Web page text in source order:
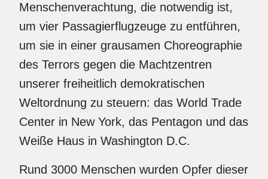
Menschenverachtung, die notwendig ist,
um vier Passagierflugzeuge zu entführen,
um sie in einer grausamen Choreographie
des Terrors gegen die Machtzentren
unserer freiheitlich demokratischen
Weltordnung zu steuern: das World Trade
Center in New York, das Pentagon und das
Weiße Haus in Washington D.C.
Rund 3000 Menschen wurden Opfer dieser